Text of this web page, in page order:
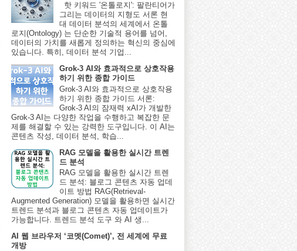
핫 키워드 '온톨로지': 팔란티어가
그리는 데이터의 지형도 서론 현
대 데이터 분석의 세계에서 온톨
로지(Ontology) 는 단순한 기술적 용어를 넘어,
데이터의 가치를 새롭게 정의하는 혁신의 중심에
있습니다. 특히, 데이터 분석 기업...
Grok-3 AI와 효과적으로 상호작용
하기 위한 종합 가이드
Grok-3 AI와 효과적으로 상호작용
하기 위한 종합 가이드 서론:
Grok-3 AI의 잠재력 xAI가 개발한
Grok-3 AI는 다양한 작업을 수행하고 복잡한 문
제를 해결할 수 있는 강력한 도구입니다. 이 AI는
콘텐츠 작성, 데이터 분석, 학습...
RAG 모델을 활용한 실시간 트렌
드 분석
RAG 모델을 활용한 실시간 트렌
드 분석: 블로그 콘텐츠 자동 업데
이트 방법 RAG(Retrieval-
Augmented Generation) 모델을 활용하면 실시간
트렌드 분석과 블로그 콘텐츠 자동 업데이트가
가능합니다. 트렌드 분석 도구 와 AI 생...
AI 웹 브라우저 ‘코멧(Comet)’, 전 세계에 무료
개방